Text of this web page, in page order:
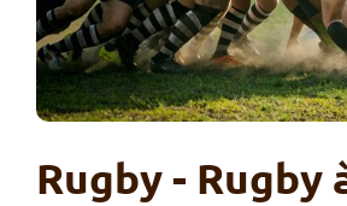
Rugby - Rugby